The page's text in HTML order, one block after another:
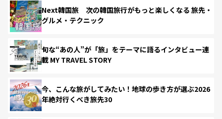
Next韓国旅 次の韓国旅行がもっと楽しくなる 旅先・
グルメ・テクニック
旬な“あの人”が「旅」をテーマに語るインタビュー連
載 MY TRAVEL STORY
今、こんな旅がしてみたい！地球の歩き方が選ぶ2026
年絶対行くべき旅先30